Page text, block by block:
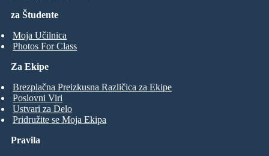
za Študente
Moja Učilnica
Photos For Class
Za Ekipe
Brezplačna Preizkusna Različica za Ekipe
Poslovni Viri
Ustvari za Delo
Pridružite se Moja Ekipa
Pravila